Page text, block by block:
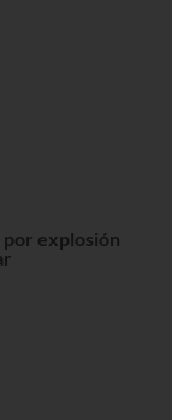
por explosión